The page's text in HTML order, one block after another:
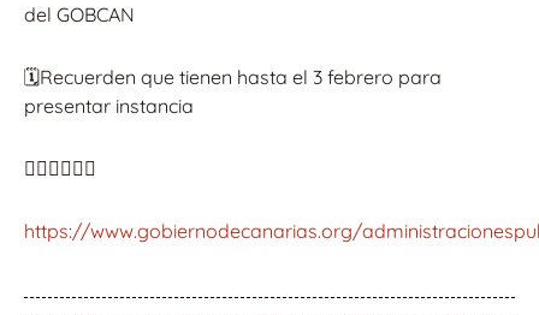
del GOBCAN
🗓️Recuerden que tienen hasta el 3 febrero para
presentar instancia
👇🏻👇🏻👇🏻
https://www.gobiernodecanarias.org/